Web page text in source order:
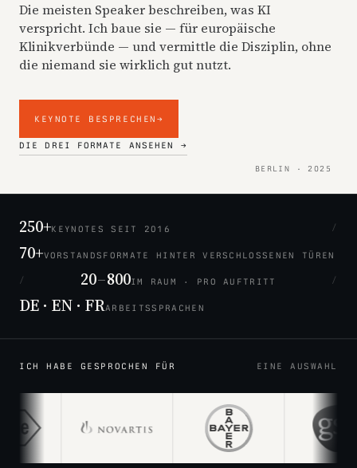
Die meisten Speaker beschreiben, was KI
verspricht. Ich baue sie — für europäische
Klinikverbünde — und vermittle die Disziplin, ohne
die niemand sie wirklich gut nutzt.
KEYNOTE BESPRECHEN →
DIE DREI FORMATE ANSEHEN →
BERLIN · 2025
250+KEYNOTES SEIT 2016 /
70+VORSTANDSFORMATE HINTER VERSCHLOSSENEN TÜREN
/ 20–800IM RAUM · PRO AUFTRITT /
DE · EN · FRARBEITSSPRACHEN
ICH HABE GESPROCHEN FÜR EINE AUSWAHL